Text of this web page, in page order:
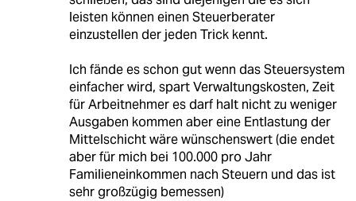
leisten können einen Steuerberater
einzustellen der jeden Trick kennt.
Ich fände es schon gut wenn das Steuersystem
einfacher wird, spart Verwaltungskosten, Zeit
für Arbeitnehmer es darf halt nicht zu weniger
Ausgaben kommen aber eine Entlastung der
Mittelschicht wäre wünschenswert (die endet
aber für mich bei 100.000 pro Jahr
Familieneinkommen nach Steuern und das ist
sehr großzügig bemessen)